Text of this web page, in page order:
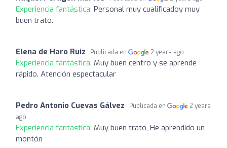
Experiencia fantástica: Personal muy cualificadoy muy
buen trato.
Elena de Haro Ruiz Publicada en 2 years ago
Experiencia fantástica: Muy buen centro y se aprende
rápido. Atención espectacular
Pedro Antonio Cuevas Gálvez Publicada en
2 years
ago
Experiencia fantástica: Muy buen trato, He aprendido un
montón